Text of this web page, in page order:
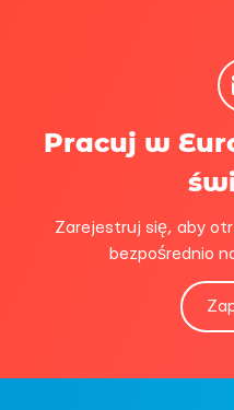
Pracuj w
Zarejestruj się, aby
bezpośrednio